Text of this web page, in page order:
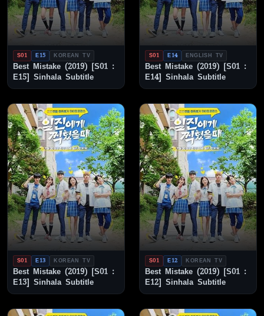
S01 E15 KOREAN TV
Best Mistake (2019) [S01 :
E15] Sinhala Subtitle
S01 E14 ENGLISH TV
Best Mistake (2019) [S01 :
E14] Sinhala Subtitle
S01 E13 KOREAN TV
Best Mistake (2019) [S01 :
E13] Sinhala Subtitle
S01 E12 KOREAN TV
Best Mistake (2019) [S01 :
E12] Sinhala Subtitle